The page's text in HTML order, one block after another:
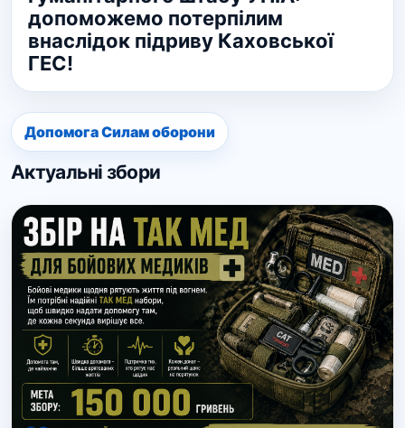
допоможемо потерпілим
внаслідок підриву Каховської
ГЕС!
Допомога Силам оборони
Актуальні збори